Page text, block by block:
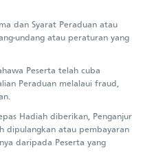
dan Syarat Peraduan atau
undang atau peraturan yang
Peserta telah cuba
Peraduan melalaui fraud,
Hadiah diberikan, Penganjur
dipulangkan atau pembayaran
daripada Peserta yang